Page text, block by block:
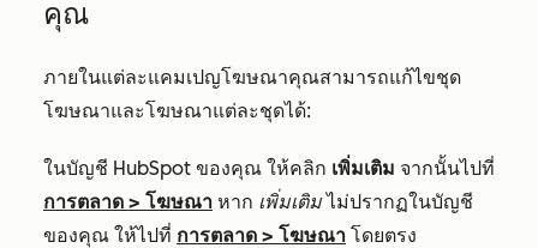
คุณ
ภายในแต่ละแคมเปญโฆษณาคุณสามารถแก้ไขชุด
โฆษณาและโฆษณาแต่ละชุดได้:
ในบัญชี HubSpot ของคุณ ให้คลิก เพิ่มเติม จากนั้นไปที่
การตลาด > โฆษณา หาก เพิ่มเติมไม่ปรากฏในบัญชี
ของคุณ ให้ไปที่ การตลาด > โฆษณา โดยตรง